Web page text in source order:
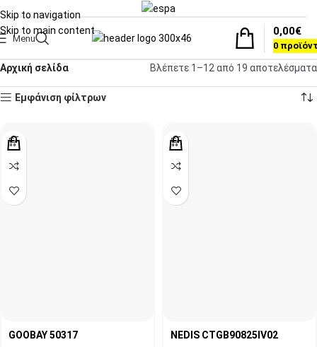
Skip to navigation
Skip to main content
Menu
0
0,00€
Αρχική σελίδα Βλέπετε 1–12 από 19 αποτελέσματα
Εμφάνιση φίλτρων
GOOBAY 50317 NEDIS CTGB90825IV02